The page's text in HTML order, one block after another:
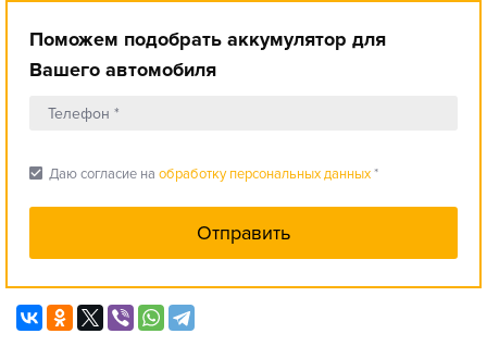
Поможем подобрать аккумулятор для
Вашего автомобиля
check_box Даю согласие на обработку персональных данных*